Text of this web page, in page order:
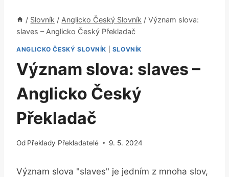
/ Slovník / Anglicko Český Slovník / Význam slova:
slaves – Anglicko Český Překladač
ANGLICKO ČESKÝ SLOVNÍK SLOVNÍK
Význam slova: slaves –
Anglicko Český
Překladač
Od Překlady Překladatelé 9. 5. 2024
Význam slova "slaves" je ‍jedním z ‍mnoha slov,